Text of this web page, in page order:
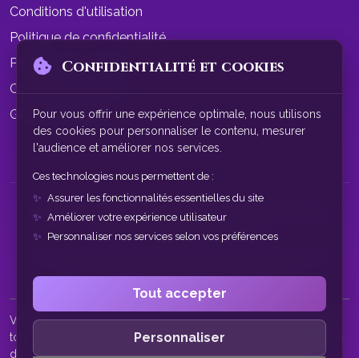
Conditions d'utilisation
Politique de confidentialité
Politique de cookies
Conditions de vente
Gérer les cookies
© 2026 SphereAstrale - Voyance par tchat gratuit sans
inscription. Tous droits réservés.
Voyance par tchat • Tchat voyance gratuit • Voyance gratuite par
tchat • Voyance sans inscription • Voyant par tchat • Consultation
de voyance en ligne • Voyance chat • Tchat voyance sans
Confidentialité et cookies
Pour vous offrir une expérience optimale, nous utilisons
des cookies pour personnaliser le contenu, mesurer
l'audience et améliorer nos services.
Ces technologies nous permettent de :
Assurer les fonctionnalités essentielles du site
Améliorer votre expérience utilisateur
Personnaliser nos services selon vos préférences
Tout accepter
Personnaliser